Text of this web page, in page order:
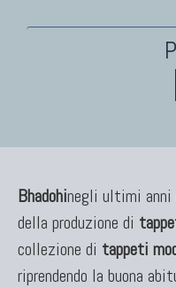
Kilim Vecchi E
Kilim Nuovi
Nuovissimi Kilim
Arazzi E Ricami
Bhadohinegli ultimi anni
della produzione di
collezione di tappeti
riprendendo la buona